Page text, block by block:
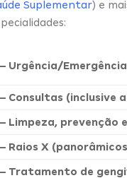
Suplementar) e
– Urgência/Emergência
– Consultas (inclusive
– Limpeza,
– Raios X
– Tratamento de